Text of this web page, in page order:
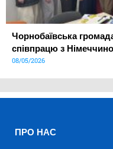
Чорнобаївська
співпрацю з
08/05/2026
ПРО НАС